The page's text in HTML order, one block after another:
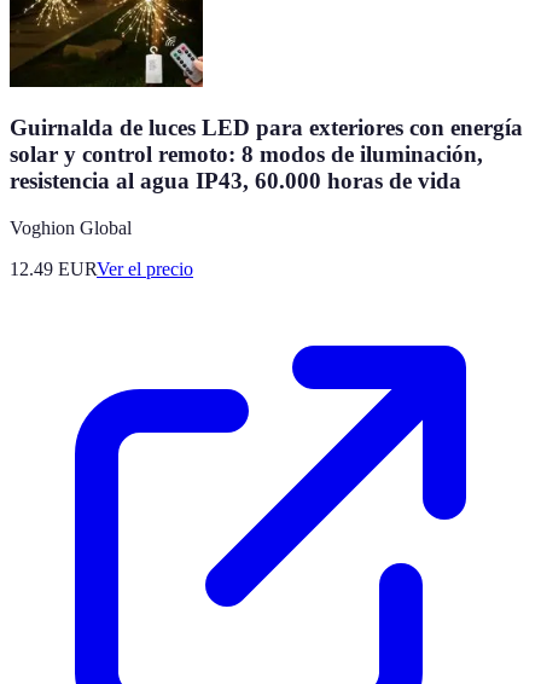
Guirnalda de luces LED para exteriores con energía
solar y control remoto: 8 modos de iluminación,
resistencia al agua IP43, 60.000 horas de vida
Voghion Global
12.49 EURVer el precio